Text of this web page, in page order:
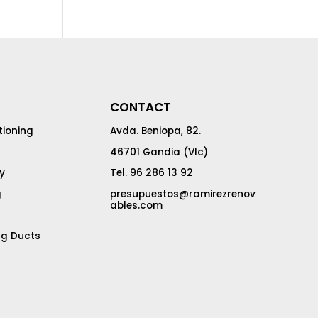
Ducts
CONTACT
Avda. Beniopa, 82.
46701 Gandia (Vlc)
Tel. 96 286 13 92
presupuestos@ramirezrenov
ables.com